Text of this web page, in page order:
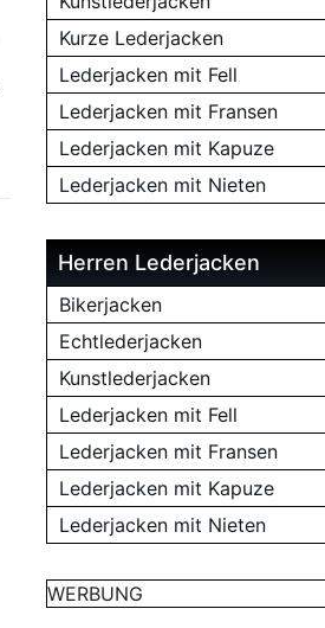
Kurze Lederjacken
Lederjacken mit Fell
Lederjacken mit Fransen
Lederjacken mit Kapuze
Lederjacken mit Nieten
Herren Lederjacken
Bikerjacken
Echtlederjacken
Kunstlederjacken
Lederjacken mit Fell
Lederjacken mit Fransen
Lederjacken mit Kapuze
Lederjacken mit Nieten
WERBUNG